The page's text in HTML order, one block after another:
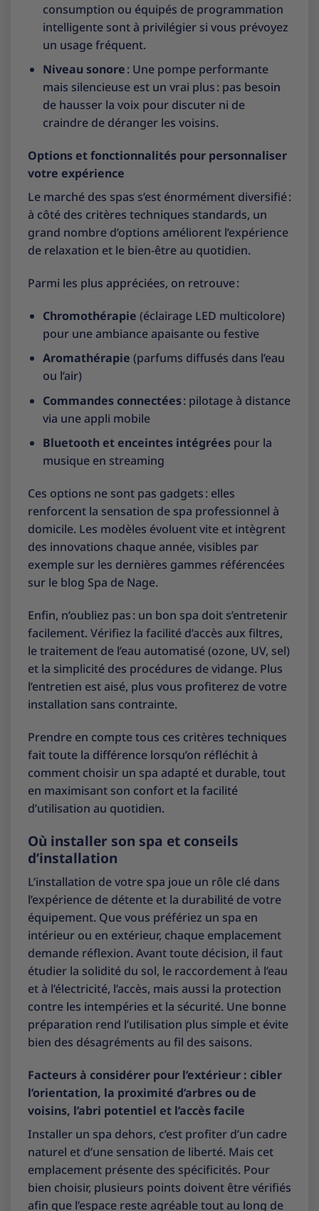
consumption ou équipés de programmation
intelligente sont à privilégier si vous prévoyez
un usage fréquent.
Niveau sonore: Une pompe performante
mais silencieuse est un vrai plus : pas besoin
de hausser la voix pour discuter ni de
craindre de déranger les voisins.
Options et fonctionnalités pour personnaliser
votre expérience
Le marché des spas s’est énormément diversifié :
à côté des critères techniques standards, un
grand nombre d’options améliorent l’expérience
de relaxation et le bien-être au quotidien.
Parmi les plus appréciées, on retrouve :
Chromothérapie (éclairage LED multicolore)
pour une ambiance apaisante ou festive
Aromathérapie (parfums diffusés dans l’eau
ou l’air)
Commandes connectées: pilotage à distance
via une appli mobile
Bluetooth et enceintes intégréespour la
musique en streaming
Ces options ne sont pas gadgets : elles
renforcent la sensation de spa professionnel à
domicile. Les modèles évoluent vite et intègrent
des innovations chaque année, visibles par
exemple sur les dernières gammes référencées
sur le blog Spa de Nage.
Enfin, n’oubliez pas : un bon spa doit s’entretenir
facilement. Vérifiez la facilité d’accès aux filtres,
le traitement de l’eau automatisé (ozone, UV, sel)
et la simplicité des procédures de vidange. Plus
l’entretien est aisé, plus vous profiterez de votre
installation sans contrainte.
Prendre en compte tous ces critères techniques
fait toute la différence lorsqu’on réfléchit à
comment choisir un spa adapté et durable, tout
en maximisant son confort et la facilité
d’utilisation au quotidien.
Où installer son spa et conseils
d’installation
L’installation de votre spa joue un rôle clé dans
l’expérience de détente et la durabilité de votre
équipement. Que vous préfériez un spa en
intérieur ou en extérieur, chaque emplacement
demande réflexion. Avant toute décision, il faut
étudier la solidité du sol, le raccordement à l’eau
et à l’électricité, l’accès, mais aussi la protection
contre les intempéries et la sécurité. Une bonne
préparation rend l’utilisation plus simple et évite
bien des désagréments au fil des saisons.
Facteurs à considérer pour l’extérieur : cibler
l’orientation, la proximité d’arbres ou de
voisins, l’abri potentiel et l’accès facile
Installer un spa dehors, c’est profiter d’un cadre
naturel et d’une sensation de liberté. Mais cet
emplacement présente des spécificités. Pour
bien choisir, plusieurs points doivent être vérifiés
afin que l’espace reste agréable tout au long de